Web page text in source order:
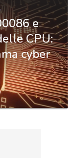
e
CPU:
cyber